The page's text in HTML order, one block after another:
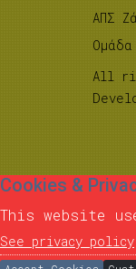
ΑΠΣ
Ομάδα
All
Cookies &
This website
See privacy policy